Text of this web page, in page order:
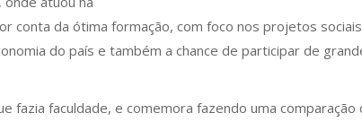
conta da ótima formação, com foco nos projetos
do país e também a chance de participar de
fazia faculdade, e comemora fazendo uma